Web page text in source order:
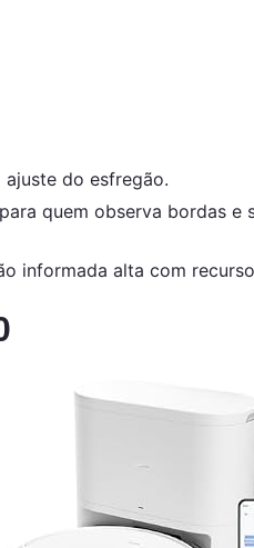
do esfregão.
quem observa bordas e
informada alta com